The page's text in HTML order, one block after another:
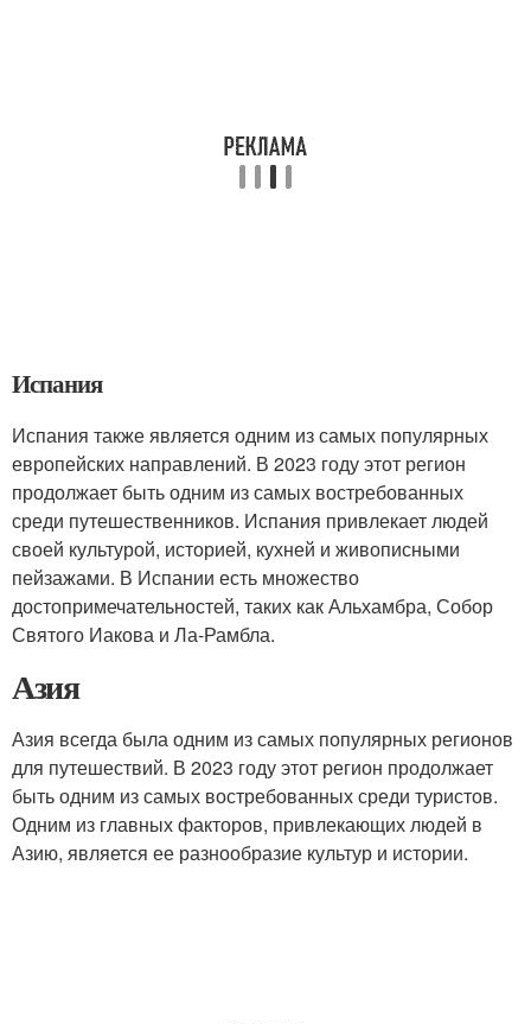
Испания
Испания также является одним из самых популярных
европейских направлений. В 2023 году этот регион
продолжает быть одним из самых востребованных
среди путешественников. Испания привлекает людей
своей культурой, историей, кухней и живописными
пейзажами. В Испании есть множество
достопримечательностей, таких как Альхамбра, Собор
Святого Иакова и Ла-Рамбла.
Азия
Азия всегда была одним из самых популярных регионов
для путешествий. В 2023 году этот регион продолжает
быть одним из самых востребованных среди туристов.
Одним из главных факторов, привлекающих людей в
Азию, является ее разнообразие культур и истории.